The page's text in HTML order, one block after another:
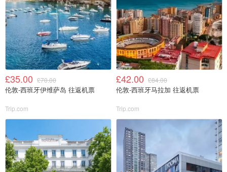
£35.00 £70.00
伦敦-西班牙伊维萨岛 往返机票
Trip.com
£42.00 £84.00
伦敦-西班牙马拉加 往返机票
Trip.com